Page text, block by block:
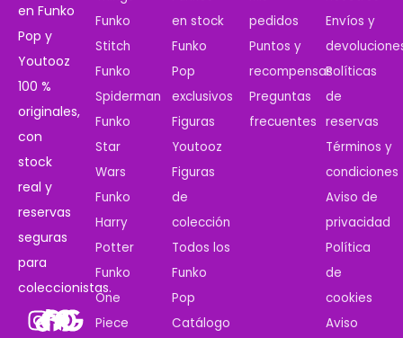
en Funko
Pop y
Youtooz
100 %
originales,
con
stock
real y
reservas
seguras
para
coleccionistas.
Funko
Stitch
Funko
Spiderman
Funko
Star
Wars
Funko
Harry
Potter
Funko
One
Piece
en stock
Funko
Pop
exclusivos
Figuras
Youtooz
Figuras
de
colección
Todos los
Funko
Pop
Catálogo
pedidos
Puntos y
recompensas
Preguntas
frecuentes
Envíos y
Políticas
de
reservas
Términos y
condiciones
Aviso de
privacidad
Política
de
cookies
Aviso